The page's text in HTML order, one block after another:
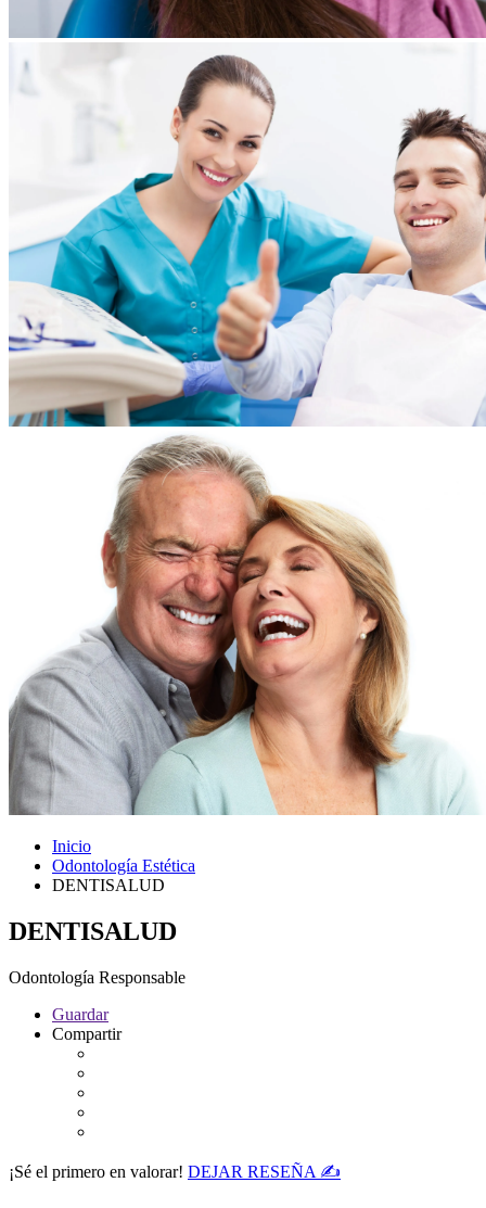
Inicio
Odontología Estética
DENTISALUD
DENTISALUD
Odontología Responsable
Guardar
Compartir
¡Sé el primero en valorar! DEJAR RESEÑA ✍